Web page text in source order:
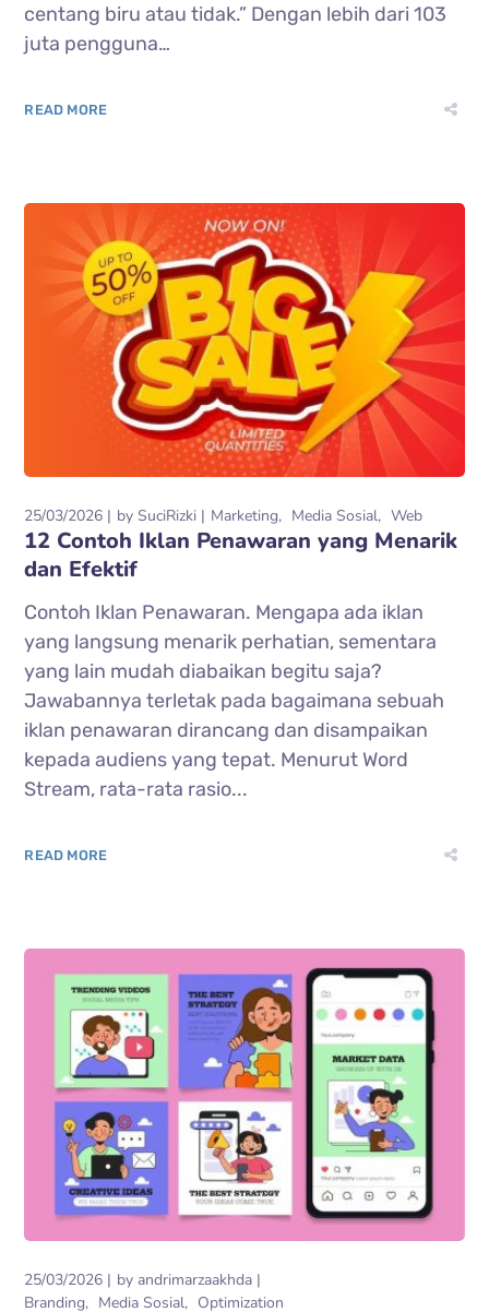
centang biru atau tidak.” Dengan lebih dari 103
juta pengguna…
READ MORE
25/03/2026 bySuciRizki Marketing Media Sosial Web
12 Contoh Iklan Penawaran yang Menarik
dan Efektif
Contoh Iklan Penawaran. Mengapa ada iklan
yang langsung menarik perhatian, sementara
yang lain mudah diabaikan begitu saja?
Jawabannya terletak pada bagaimana sebuah
iklan penawaran dirancang dan disampaikan
kepada audiens yang tepat. Menurut Word
Stream, rata-rata rasio...
READ MORE
25/03/2026 by andrimarzaakhda
Branding
Media Sosial Optimization